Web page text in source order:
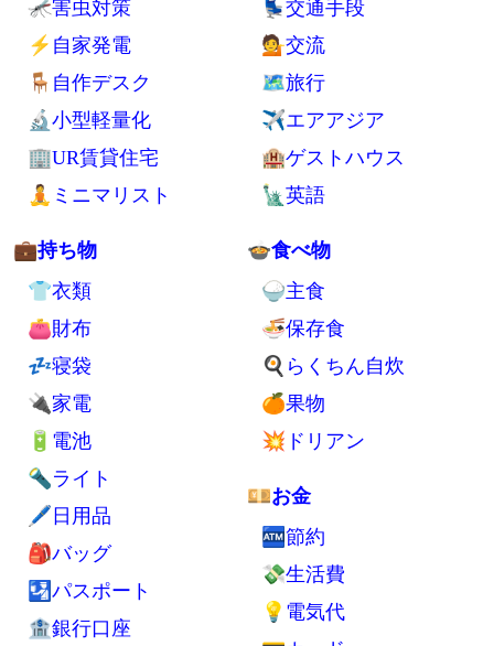
Feedly
🗾シンプルライフ
🗄収納
🚰洗濯
✨掃除
💪健康
🚮ゴミ処分
🦟害虫対策
⚡自家発電
🪑自作デスク
🔬小型軽量化
🏢UR賃貸住宅
🧘ミニマリスト
⛺ノマドと旅行
👑タイ
🌺マレーシア
🌴バリ
🌏海外全般
🛄海外旅行持ち物
💺交通手段
💁交流
🗺旅行
✈エアアジア
🏨ゲストハウス
🗽英語